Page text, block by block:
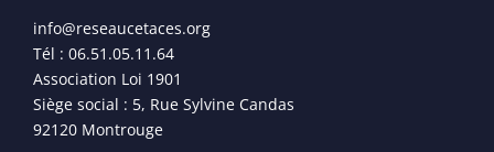
info@reseaucetaces.org
Tél : 06.51.05.11.64
Association Loi 1901
Siège social : 5, Rue Sylvine Candas
92120 Montrouge